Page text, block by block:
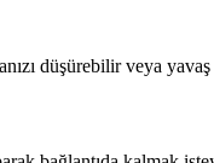
düşürebilir veya